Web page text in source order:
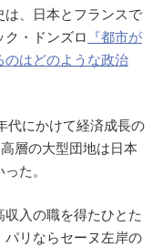
、日本とフランスで
ク・ドンズロ
『都市が
はどのような政治
代にかけて経済成長の
層の大型団地は日本
た。
入の職を得たひとた
パリならセーヌ左岸の